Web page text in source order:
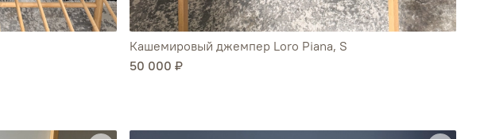
Кашемировый джемпер Loro Piana, S
50 000 ₽